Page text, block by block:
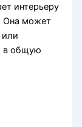
интерьеру
Она может
или
в общую